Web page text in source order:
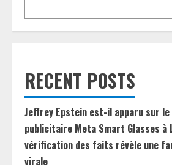
RECENT POSTS
Jeffrey Epstein est-il apparu sur le
publicitaire Meta Smart Glasses à
vérification des faits révèle une
virale